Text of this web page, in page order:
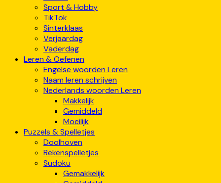
Sport & Hobby
TikTok
Sinterklaas
Verjaardag
Vaderdag
Leren & Oefenen
Engelse woorden Leren
Naam leren schrijven
Nederlands woorden Leren
Makkelijk
Gemiddeld
Moeilijk
Puzzels & Spelletjes
Doolhoven
Rekenspelletjes
Sudoku
Gemakkelijk